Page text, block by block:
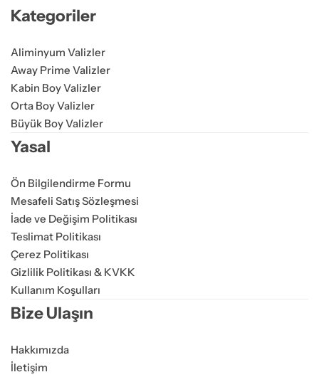
Kategoriler
Aliminyum Valizler
Away Prime Valizler
Kabin Boy Valizler
Orta Boy Valizler
Büyük Boy Valizler
Yasal
Ön Bilgilendirme Formu
Mesafeli Satış Sözleşmesi
İade ve Değişim Politikası
Teslimat Politikası
Çerez Politikası
Gizlilik Politikası & KVKK
Kullanım Koşulları
Bize Ulaşın
Hakkımızda
İletişim